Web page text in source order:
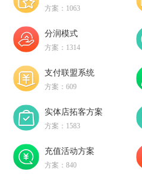
方案：1063
分润模式
方案：1314
支付联盟系统
方案：609
实体店拓客方案
方案：1583
充值活动方案
方案：840